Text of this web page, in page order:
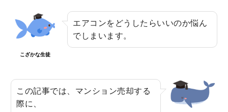
4
野村の仲介+（PLUS）の評判や強みと
は？噂や口コミから知る満足度合
農協JA住宅ローン金利や審査は？借り
換えや繰り上げ返済まで徹底まとめ
こざかな生徒
エアコンをどうしたらいいのか悩ん
でしまいます。
この記事では、マンション売却する
際に、